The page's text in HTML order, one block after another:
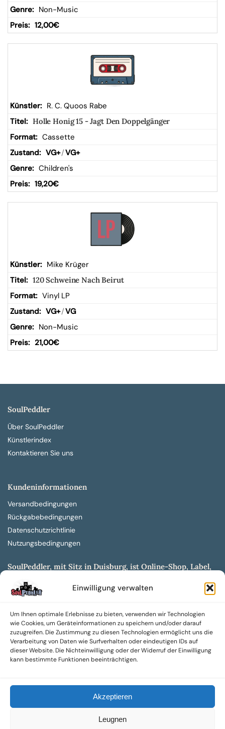
Einwilligung verwalten
Um Ihnen optimale Erlebnisse zu bieten, verwenden wir Technologien
wie Cookies, um Geräteinformationen zu speichern und/oder darauf
zuzugreifen. Die Zustimmung zu diesen Technologien ermöglicht uns die
Verarbeitung von Daten wie Surfverhalten oder eindeutigen IDs auf
dieser Website. Die Nichteinwilligung oder der Widerruf der Einwilligung
kann bestimmte Funktionen beeinträchtigen.
Akzeptieren
Leugnen
Non-Music
12,00€
R. C. Quoos Rabe
Holle Honig 15 - Jagt Den Doppelgänger
Cassette
VG+/VG+
Children's
19,20€
Mike Krüger
120 Schweine Nach Beirut
Vinyl LP
VG+/VG
Non-Music
21,00€
SoulPeddler
Über SoulPeddler
Künstlerindex
Kontaktieren Sie uns
Kundeninformationen
Versandbedingungen
Rückgabebedingungen
Datenschutzrichtlinie
Nutzungsbedingungen
SoulPeddler, mit Sitz in Duisburg, ist Online-Shop, Label,
entwickelt aus dem SoulPeddler Vinyl-Presswerk und
Wir bieten eine breite Auswahl an sowohl hochgradig
sammelwürdigen als auch Mainstream-Titeln und -Formaten auf
Vinyl, CD und weiteren Medien.
Sowohl neue als auch gebrauchte, nach Zustand bewertete
Wir setzen uns leidenschaftlich für unabhängige Künstler und
Labels ein und bieten hochwertige, maßgeschneiderte Lösungen
aus über 30 Jahren Erfahrung in der Musikindustrie.